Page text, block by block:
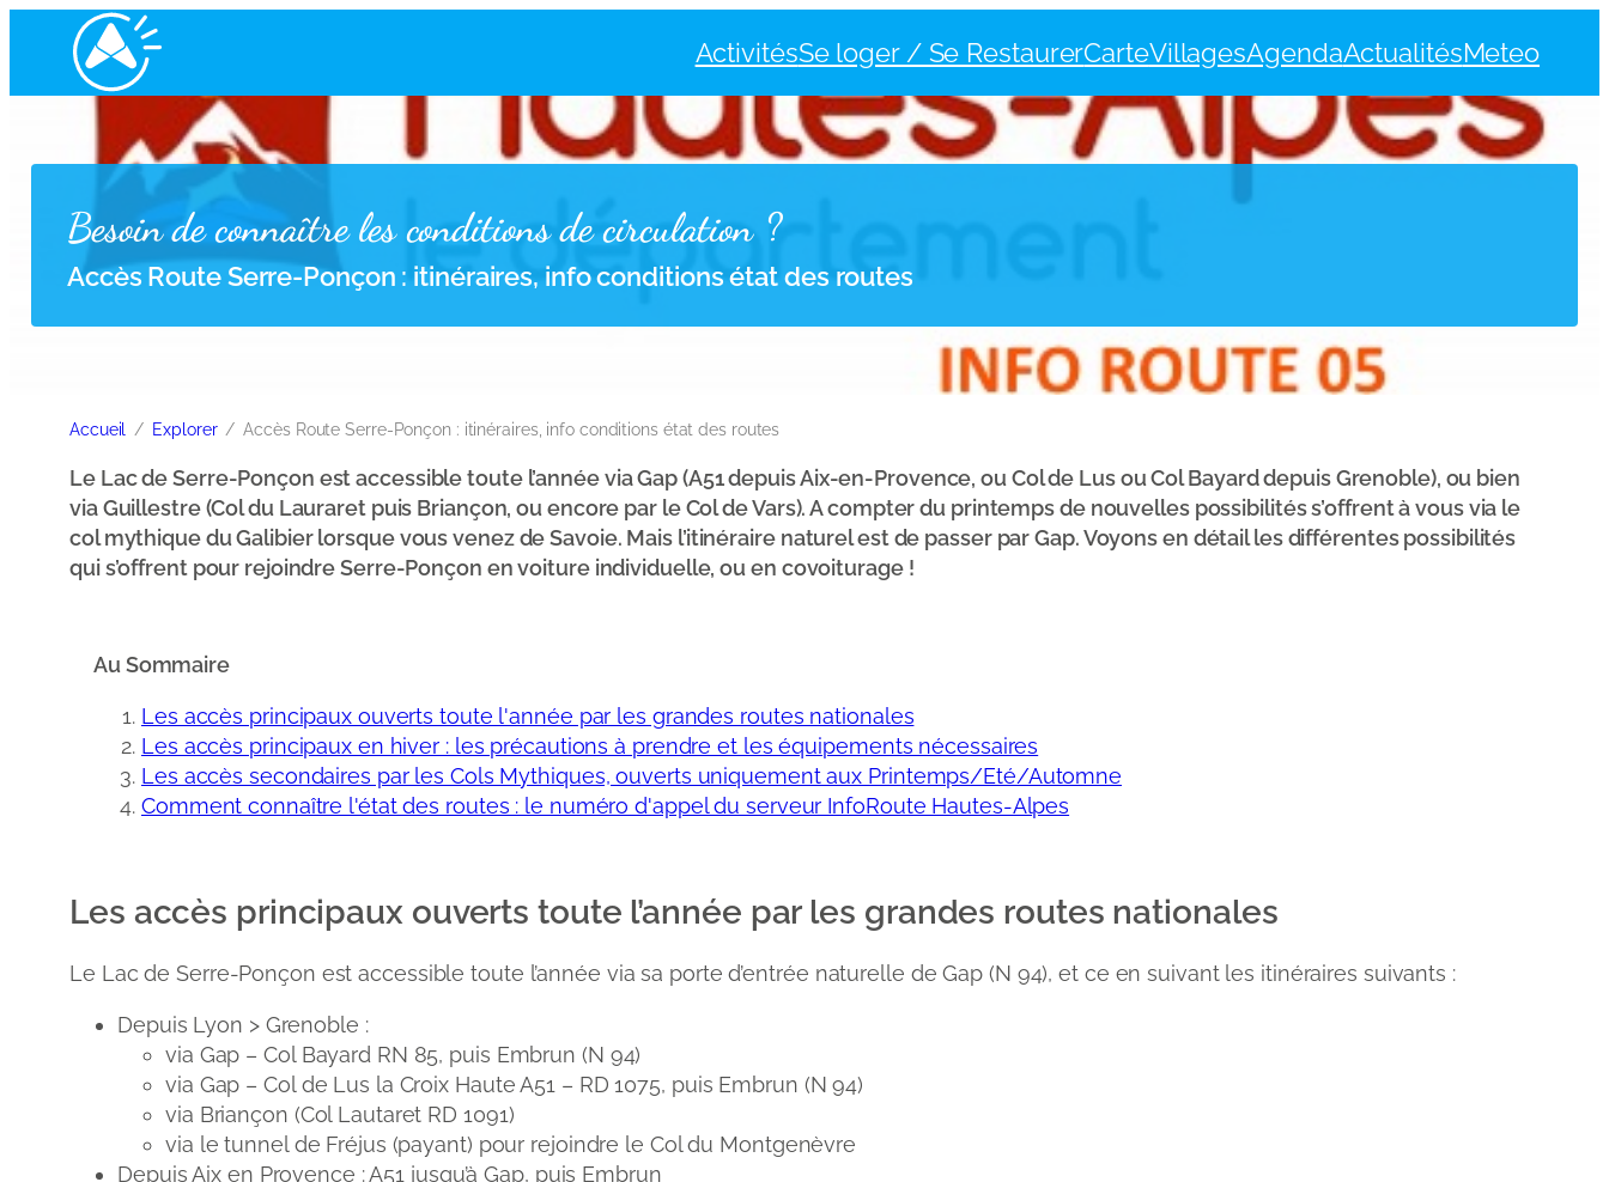
ActivitésSe loger / Se RestaurerCarteVillagesAgendaActualitésMeteo
Besoin de connaître les conditions de circulation ?
Accès Route Serre-Ponçon : itinéraires, info conditions état des routes
Accueil Explorer Accès Route Serre-Ponçon : itinéraires, info conditions état des routes
Le Lac de Serre-Ponçon est accessible toute l’année via Gap (A51 depuis Aix-en-Provence, ou Col de Lus ou Col Bayard depuis Grenoble), ou bien
via Guillestre (Col du Lauraret puis Briançon, ou encore par le Col de Vars). A compter du printemps de nouvelles possibilités s’offrent à vous via le
col mythique du Galibier lorsque vous venez de Savoie. Mais l’itinéraire naturel est de passer par Gap. Voyons en détail les différentes possibilités
qui s’offrent pour rejoindre Serre-Ponçon en voiture individuelle, ou en covoiturage !
Au Sommaire
Les accès principaux ouverts toute l'année par les grandes routes nationales
Les accès principaux en hiver : les précautions à prendre et les équipements nécessaires
Les accès secondaires par les Cols Mythiques, ouverts uniquement aux Printemps/Eté/Automne
Comment connaître l'état des routes : le numéro d'appel du serveur InfoRoute Hautes-Alpes
Les accès principaux ouverts toute l’année par les grandes routes nationales
Le Lac de Serre-Ponçon est accessible toute l’année via sa porte d’entrée naturelle de Gap (N 94), et ce en suivant les itinéraires suivants :
Depuis Lyon > Grenoble :
via Gap – Col Bayard RN 85, puis Embrun (N 94)
via Gap – Col de Lus la Croix Haute A51 – RD 1075, puis Embrun (N 94)
via Briançon (Col Lautaret RD 1091)
via le tunnel de Fréjus (payant) pour rejoindre le Col du Montgenèvre
Depuis Aix en Provence : A51 jusqu’à Gap, puis Embrun